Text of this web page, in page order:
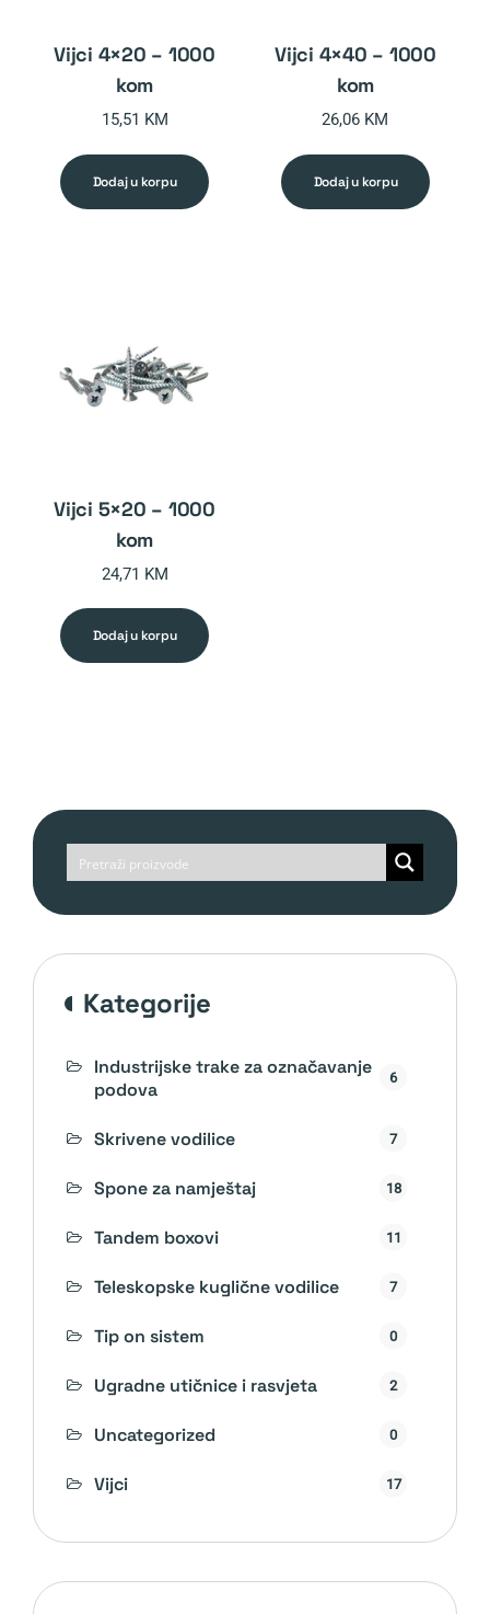
vijci 4×20 – 1000
kom
15,51 KM
dodaj u korpu
vijci 4×40 – 1000
kom
26,06 KM
dodaj u korpu
vijci 5×20 – 1000
kom
24,71 KM
dodaj u korpu
kategorije
Industrijske trake za označavanje
podova
6
Skrivene vodilice 7
Spone za namještaj 18
Tandem boxovi 11
Teleskopske kuglične vodilice 7
Tip on sistem 0
Ugradne utičnice i rasvjeta 2
Uncategorized 0
Vijci 17